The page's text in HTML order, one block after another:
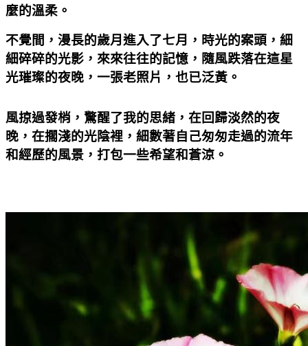
麼的溫柔。
不覺間，漫長的歲月進入了七月，時光的案頭，細
細碎碎的光影，來來往往的記憶，隨風跌落在這星
光璀璨的夜晚，一張老照片，也已泛黃。
風掠過發梢，驚醒了我的思緒，在回歸淡然的夜
晚，在擱淺的光陰裡，細數著自己匆匆走過的流年
和經歷的風景，打包一些希望和蒼涼。